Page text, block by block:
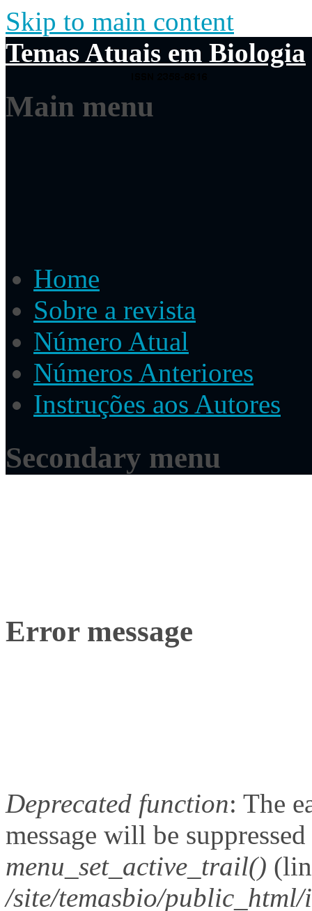
Skip to main content
Temas Atuais em Biologia
Main menu
Home
Sobre a revista
Número Atual
Números Anteriores
Instruções aos Autores
Secondary menu
Error message
Deprecated function: The
message will be
menu_set_active_trail()
/site/temasbio/